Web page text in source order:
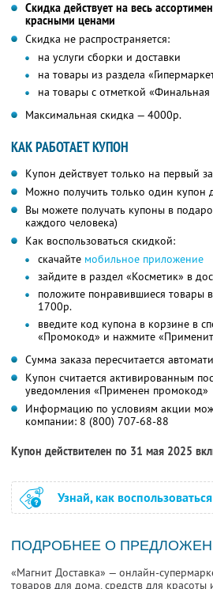
Скидка действует на весь
красными ценами
Скидка не распространяется:
на услуги сборки и доставки
на товары из раздела
на товары с отметкой «Финальная
Максимальная скидка — 4000р.
КАК РАБОТАЕТ КУПОН
Купон действует только на первый
Можно получить только один купон
Вы можете получать купоны в
каждого человека)
Как воспользоваться скидкой:
скачайте мобильное приложение
зайдите в раздел «Косметик» в
положите понравившиеся товары
1700р.
введите код купона в корзине в
«Промокод» и нажмите
Сумма заказа пересчитается
Купон считается активированным
уведомления «Применен промокод»
Информацию по условиям акции
компании: 8 (800) 707-68-88
Купон действителен по 31 мая 2025
Узнай, как
ПОДРОБНЕЕ О
«Магнит Доставка» — онлайн-
товаров для дома, средств для красоты